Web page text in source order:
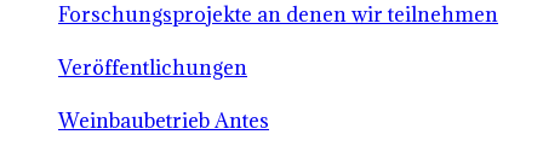
Forschungsprojekte an denen wir teilnehmen
Veröffentlichungen
Weinbaubetrieb Antes